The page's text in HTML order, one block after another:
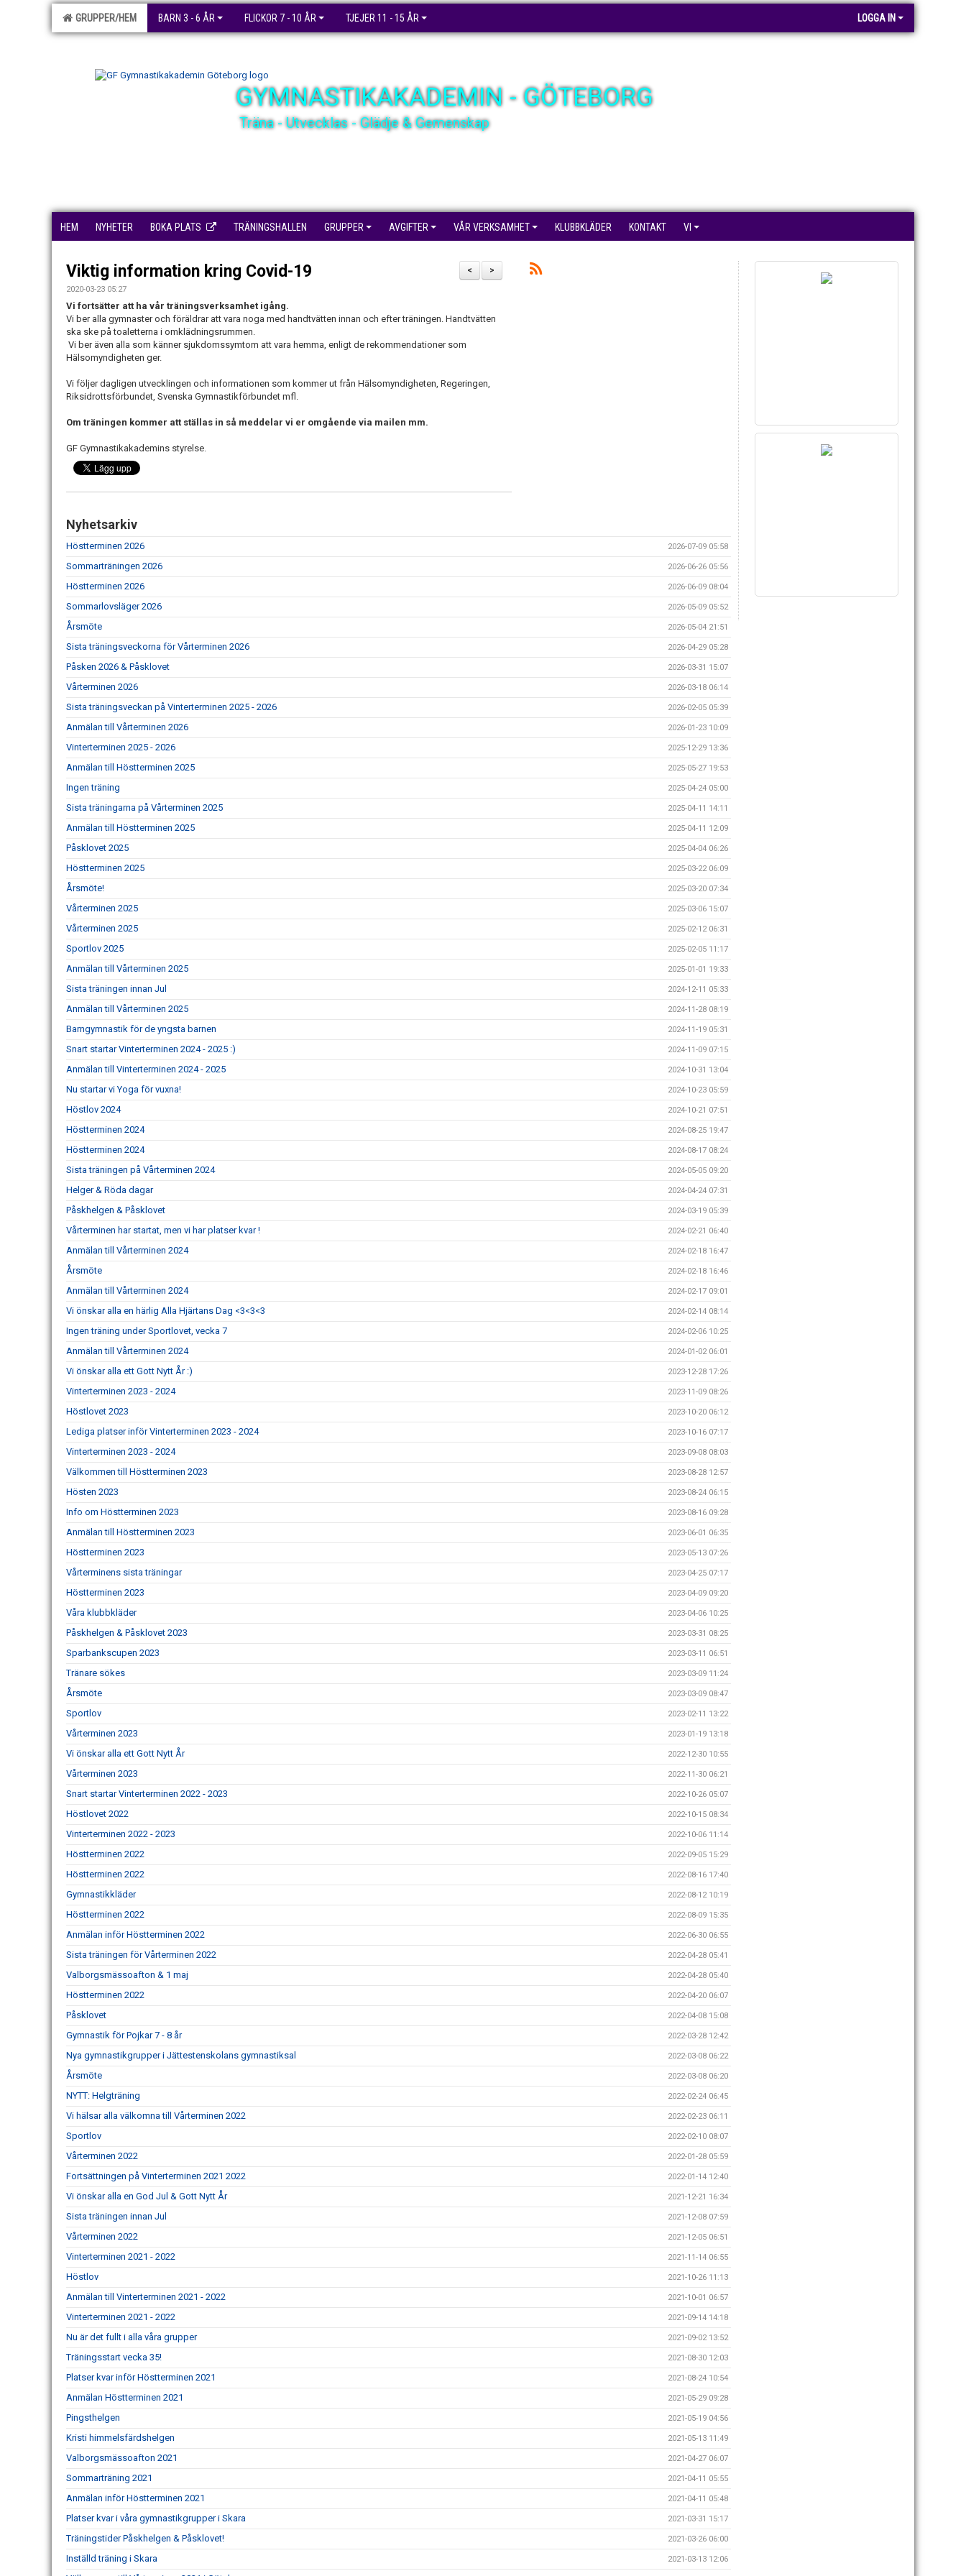
GRUPPER/HEM BARN 3 - 6 ÅR FLICKOR 7 - 10 ÅR TJEJER 11 - 15 ÅR LOGGA IN
GYMNASTIKAKADEMIN - GÖTEBORG
Träna - Utvecklas - Glädje & Gemenskap
HEM NYHETER BOKA PLATS TRÄNINGSHALLEN GRUPPER AVGIFTER VÅR VERKSAMHET KLUBBKLÄDER KONTAKT VI
>
<
Viktig information kring Covid-19
2020-03-23 05:27
Vi fortsätter att ha vår träningsverksamhet igång.
Vi ber alla gymnaster och föräldrar att vara noga med handtvätten innan och efter träningen. Handtvätten
ska ske på toaletterna i omklädningsrummen.
Vi ber även alla som känner sjukdomssymtom att vara hemma, enligt de rekommendationer som
Hälsomyndigheten ger.
Vi följer dagligen utvecklingen och informationen som kommer ut från Hälsomyndigheten, Regeringen,
Riksidrottsförbundet, Svenska Gymnastikförbundet mfl.
Om träningen kommer att ställas in så meddelar vi er omgående via mailen mm.
GF Gymnastikakademins styrelse.
Nyhetsarkiv
Höstterminen 2026 2026-07-09 05:58
Sommarträningen 2026 2026-06-26 05:56
Höstterminen 2026 2026-06-09 08:04
Sommarlovsläger 2026 2026-05-09 05:52
Årsmöte 2026-05-04 21:51
Sista träningsveckorna för Vårterminen 2026 2026-04-29 05:28
Påsken 2026 & Påsklovet 2026-03-31 15:07
Vårterminen 2026 2026-03-18 06:14
Sista träningsveckan på Vinterterminen 2025 - 2026 2026-02-05 05:39
Anmälan till Vårterminen 2026 2026-01-23 10:09
Vinterterminen 2025 - 2026 2025-12-29 13:36
Anmälan till Höstterminen 2025 2025-05-27 19:53
Ingen träning 2025-04-24 05:00
Sista träningarna på Vårterminen 2025 2025-04-11 14:11
Anmälan till Höstterminen 2025 2025-04-11 12:09
Påsklovet 2025 2025-04-04 06:26
Höstterminen 2025 2025-03-22 06:09
Årsmöte! 2025-03-20 07:34
Vårterminen 2025 2025-03-06 15:07
Vårterminen 2025 2025-02-12 06:31
Sportlov 2025 2025-02-05 11:17
Anmälan till Vårterminen 2025 2025-01-01 19:33
Sista träningen innan Jul 2024-12-11 05:33
Anmälan till Vårterminen 2025 2024-11-28 08:19
Barngymnastik för de yngsta barnen 2024-11-19 05:31
Snart startar Vinterterminen 2024 - 2025 :) 2024-11-09 07:15
Anmälan till Vinterterminen 2024 - 2025 2024-10-31 13:04
Nu startar vi Yoga för vuxna! 2024-10-23 05:59
Höstlov 2024 2024-10-21 07:51
Höstterminen 2024 2024-08-25 19:47
Höstterminen 2024 2024-08-17 08:24
Sista träningen på Vårterminen 2024 2024-05-05 09:20
Helger & Röda dagar 2024-04-24 07:31
Påskhelgen & Påsklovet 2024-03-19 05:39
Vårterminen har startat, men vi har platser kvar ! 2024-02-21 06:40
Anmälan till Vårterminen 2024 2024-02-18 16:47
Årsmöte 2024-02-18 16:46
Anmälan till Vårterminen 2024 2024-02-17 09:01
Vi önskar alla en härlig Alla Hjärtans Dag <3<3<3 2024-02-14 08:14
Ingen träning under Sportlovet, vecka 7 2024-02-06 10:25
Anmälan till Vårterminen 2024 2024-01-02 06:01
Vi önskar alla ett Gott Nytt År :) 2023-12-28 17:26
Vinterterminen 2023 - 2024 2023-11-09 08:26
Höstlovet 2023 2023-10-20 06:12
Lediga platser inför Vinterterminen 2023 - 2024 2023-10-16 07:17
Vinterterminen 2023 - 2024 2023-09-08 08:03
Välkommen till Höstterminen 2023 2023-08-28 12:57
Hösten 2023 2023-08-24 06:15
Info om Höstterminen 2023 2023-08-16 09:28
Anmälan till Höstterminen 2023 2023-06-01 06:35
Höstterminen 2023 2023-05-13 07:26
Vårterminens sista träningar 2023-04-25 07:17
Höstterminen 2023 2023-04-09 09:20
Våra klubbkläder 2023-04-06 10:25
Påskhelgen & Påsklovet 2023 2023-03-31 08:25
Sparbankscupen 2023 2023-03-11 06:51
Tränare sökes 2023-03-09 11:24
Årsmöte 2023-03-09 08:47
Sportlov 2023-02-11 13:22
Vårterminen 2023 2023-01-19 13:18
Vi önskar alla ett Gott Nytt År 2022-12-30 10:55
Vårterminen 2023 2022-11-30 06:21
Snart startar Vinterterminen 2022 - 2023 2022-10-26 05:07
Höstlovet 2022 2022-10-15 08:34
Vinterterminen 2022 - 2023 2022-10-06 11:14
Höstterminen 2022 2022-09-05 15:29
Höstterminen 2022 2022-08-16 17:40
Gymnastikkläder 2022-08-12 10:19
Höstterminen 2022 2022-08-09 15:35
Anmälan inför Höstterminen 2022 2022-06-30 06:55
Sista träningen för Vårterminen 2022 2022-04-28 05:41
Valborgsmässoafton & 1 maj 2022-04-28 05:40
Höstterminen 2022 2022-04-20 06:07
Påsklovet 2022-04-08 15:08
Gymnastik för Pojkar 7 - 8 år 2022-03-28 12:42
Nya gymnastikgrupper i Jättestenskolans gymnastiksal 2022-03-08 06:22
Årsmöte 2022-03-08 06:20
NYTT: Helgträning 2022-02-24 06:45
Vi hälsar alla välkomna till Vårterminen 2022 2022-02-23 06:11
Sportlov 2022-02-10 08:07
Vårterminen 2022 2022-01-28 05:59
Fortsättningen på Vinterterminen 2021 2022 2022-01-14 12:40
Vi önskar alla en God Jul & Gott Nytt År 2021-12-21 16:34
Sista träningen innan Jul 2021-12-08 07:59
Vårterminen 2022 2021-12-05 06:51
Vinterterminen 2021 - 2022 2021-11-14 06:55
Höstlov 2021-10-26 11:13
Anmälan till Vinterterminen 2021 - 2022 2021-10-01 06:57
Vinterterminen 2021 - 2022 2021-09-14 14:18
Nu är det fullt i alla våra grupper 2021-09-02 13:52
Träningsstart vecka 35! 2021-08-30 12:03
Platser kvar inför Höstterminen 2021 2021-08-24 10:54
Anmälan Höstterminen 2021 2021-05-29 09:28
Pingsthelgen 2021-05-19 04:56
Kristi himmelsfärdshelgen 2021-05-13 11:49
Valborgsmässoafton 2021 2021-04-27 06:07
Sommarträning 2021 2021-04-11 05:55
Anmälan inför Höstterminen 2021 2021-04-11 05:48
Platser kvar i våra gymnastikgrupper i Skara 2021-03-31 15:17
Träningstider Påskhelgen & Påsklovet! 2021-03-26 06:00
Inställd träning i Skara 2021-03-13 12:06